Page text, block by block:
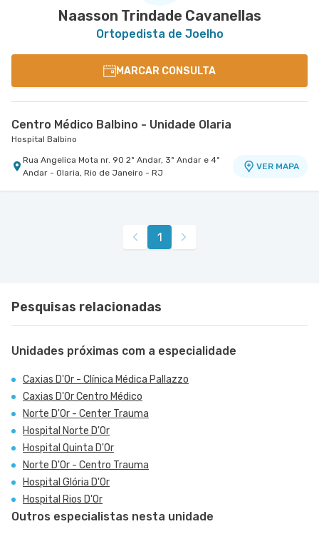
Naasson Trindade Cavanellas
Ortopedista de Joelho
MARCAR CONSULTA
Centro Médico Balbino - Unidade Olaria
Hospital Balbino
Rua Angelica Mota nr. 90 2º Andar, 3º Andar e 4º
Andar - Olaria, Rio de Janeiro - RJ
VER MAPA
1
Pesquisas relacionadas
Unidades próximas com a especialidade
Caxias D'Or - Clínica Médica Pallazzo
Caxias D'Or Centro Médico
Norte D'Or - Center Trauma
Hospital Norte D'Or
Hospital Quinta D'Or
Norte D'Or - Centro Trauma
Hospital Glória D'Or
Hospital Rios D'Or
Outros especialistas nesta unidade